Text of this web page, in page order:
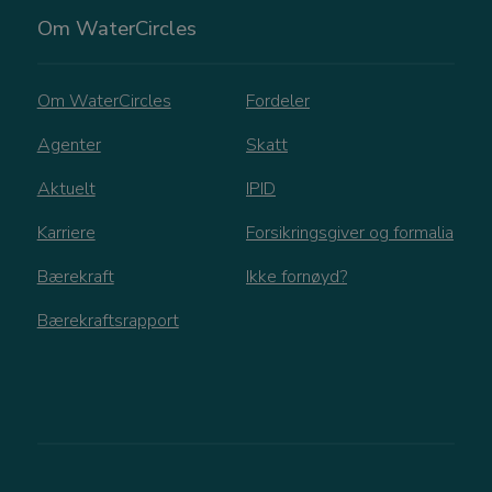
Om WaterCircles
Om WaterCircles
Agenter
Aktuelt
Karriere
Bærekraft
Bærekraftsrapport
Fordeler
Skatt
IPID
Forsikringsgiver og formalia
Ikke fornøyd?
NAVN